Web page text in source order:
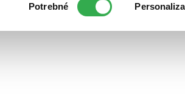
súhlasu
Potrebné